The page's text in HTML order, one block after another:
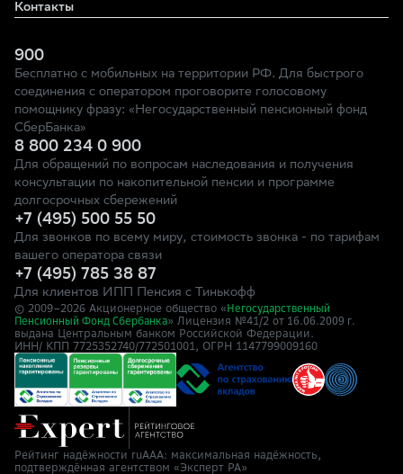
Контакты
900
Бесплатно с мобильных на территории РФ. Для быстрого
соединения с оператором проговорите голосовому
помощнику фразу: «Негосударственный пенсионный фонд
СберБанка»
8 800 234 0 900
Для обращений по вопросам наследования и получения
консультации по накопительной пенсии и программе
долгосрочных сбережений
+7 (495) 500 55 50
Для звонков по всему миру, стоимость звонка - по тарифам
вашего оператора связи
+7 (495) 785 38 87
Для клиентов ИПП Пенсия с Тинькофф
© 2009–2026 Акционерное общество « Негосударственный
Пенсионный Фонд Сбербанка» Лицензия №41/2 от 16.06.2009 г.
выдана Центральным банком Российской Федерации.
ИНН/ КПП 7725352740/772501001, ОГРН 1147799009160
Рейтинг надёжности ruAAA: максимальная надёжность,
подтверждённая агентством «Эксперт РА»